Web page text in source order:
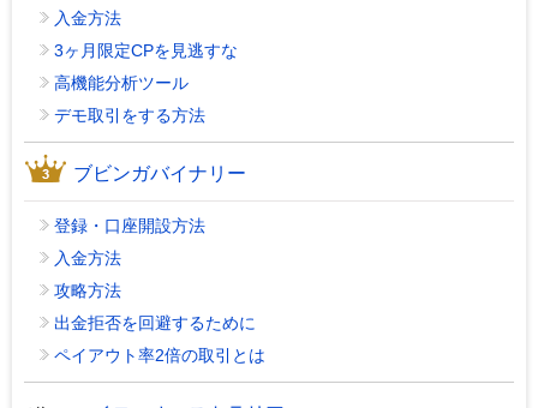
入金方法
3ヶ月限定CPを見逃すな
高機能分析ツール
デモ取引をする方法
ブビンガバイナリー
登録・口座開設方法
入金方法
攻略方法
出金拒否を回避するために
ペイアウト率2倍の取引とは